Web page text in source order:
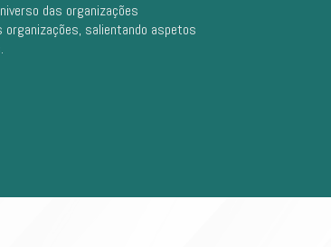
das organizações
salientando aspetos